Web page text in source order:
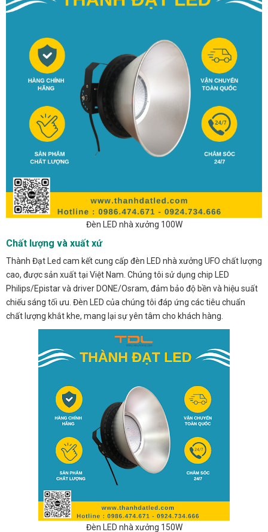
Đèn LED nhà xưởng 100W
Chất lượng và xuất xứ
Thành Đạt Led cam kết cung cấp đèn LED nhà xưởng UFO chất lượng
cao, được sản xuất tại Việt Nam. Chúng tôi sử dụng chip LED
Philips/Epistar và driver DONE/Osram, đảm bảo độ bền và hiệu suất
chiếu sáng tối ưu. Đèn LED của chúng tôi đáp ứng các tiêu chuẩn
chất lượng khắt khe, mang lại sự yên tâm cho khách hàng.
Đèn LED nhà xưởng 150W